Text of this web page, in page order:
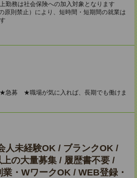
勤務は社会保険への加入対象となります
原則禁止）により、短時間・短期間の就業は
急募 ★職場が気に入れば、長期でも働けま
人未経験OK / ブランクOK /
の大量募集 / 履歴書不要 /
・WワークOK / WEB登録・